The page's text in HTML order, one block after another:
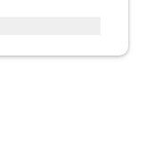
که می‌تواند به
می‌دهد که واحد